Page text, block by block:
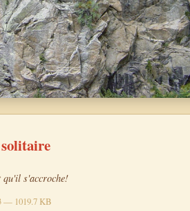
qu'il s'accroche!
— 1019.7 KB